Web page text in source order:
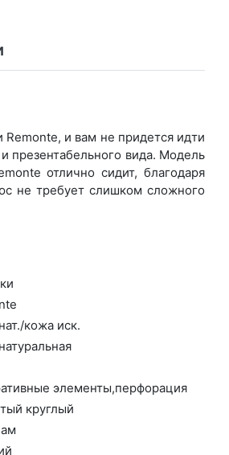
и вам не придется идти
презентабельного вида. Модель
отлично сидит, благодаря
не требует слишком сложного
ко­жа иск.
эле­мен­ты,пер­фо­рация
круг­лый